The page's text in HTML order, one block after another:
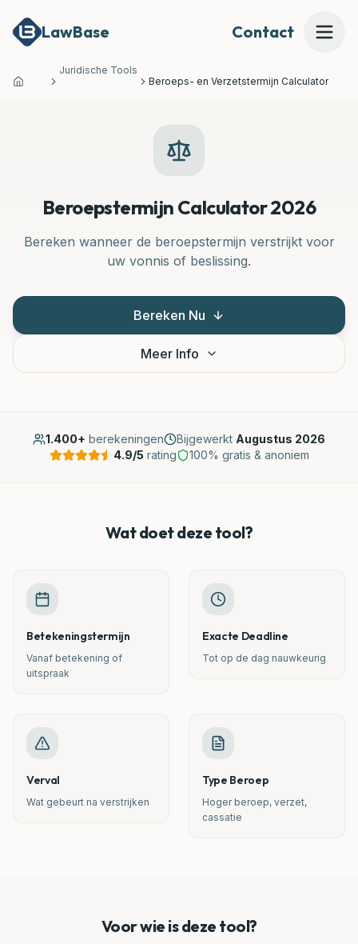
LawBase Contact
MEER
Blog
Home
Juridische Tools
Beroeps- en Verzetstermijn Calculator
Beroepstermijn Calculator 2026
Bereken wanneer de beroepstermijn verstrijkt voor
uw vonnis of beslissing.
Bereken Nu
Meer Info
1.400+ berekeningen Bijgewerkt Augustus 2026
4.9/5 rating 100% gratis & anoniem
Wat doet deze tool?
Betekeningstermijn
Vanaf betekening of
uitspraak
Exacte Deadline
Tot op de dag nauwkeurig
Verval
Wat gebeurt na verstrijken
Type Beroep
Hoger beroep, verzet,
cassatie
Voor wie is deze tool?